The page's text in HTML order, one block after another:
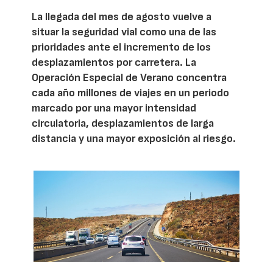
La llegada del mes de agosto vuelve a
situar la seguridad vial como una de las
prioridades ante el incremento de los
desplazamientos por carretera. La
Operación Especial de Verano concentra
cada año millones de viajes en un periodo
marcado por una mayor intensidad
circulatoria, desplazamientos de larga
distancia y una mayor exposición al riesgo.